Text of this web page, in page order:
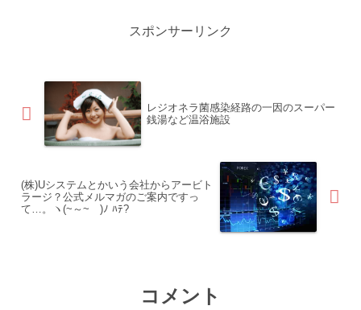
の番号に国民一人ひとりの銀
行口座番号や住所氏名年齢性スポンサーリンク
レジオネラ菌感染経路の一因のスーパー
銭湯など温浴施設
(株)Uシステムとかいう会社からアービト
ラージ？公式メルマガのご案内ですっ
て…。ヽ(~～~ )ﾉ ﾊﾃ?
コメント